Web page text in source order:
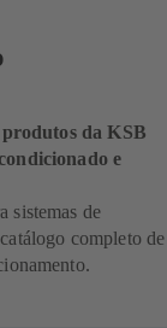
produtos da KSB
e
sistemas de
completo de